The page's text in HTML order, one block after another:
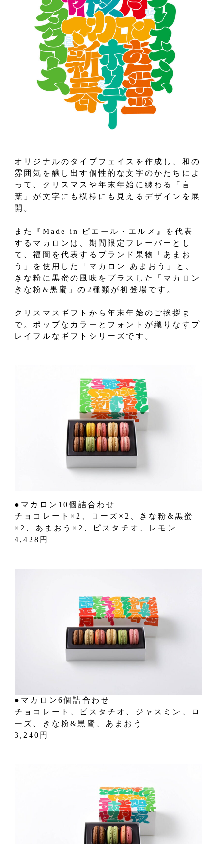
オリジナルのタイプフェイスを作成し、和の
雰囲気を醸し出す個性的な文字のかたちによ
って、クリスマスや年末年始に纏わる「言
葉」が文字にも模様にも見えるデザインを展
開。
また『Made in ピエール・エルメ』を代表
するマカロンは、期間限定フレーバーとし
て、福岡を代表するブランド果物「あまお
う」を使用した「マカロン あまおう」と、
きな粉に黒蜜の風味をプラスした「マカロン
きな粉&黒蜜」の2種類が初登場です。
クリスマスギフトから年末年始のご挨拶ま
で。ポップなカラーとフォントが織りなすプ
レイフルなギフトシリーズです。
●マカロン10個詰合わせ
チョコレート×2、ローズ×2、きな粉&黒蜜
×2、あまおう×2、ピスタチオ、レモン
4,428円
●マカロン6個詰合わせ
チョコレート、ピスタチオ、ジャスミン、ロ
ーズ、きな粉&黒蜜、あまおう
3,240円